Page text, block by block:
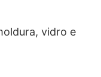
vidro e